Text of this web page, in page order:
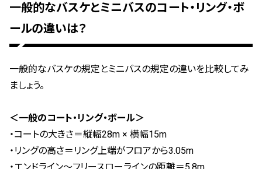
一般的なバスケとミニバスのコート・リング・ボ
ールの違いは？
一般的なバスケの規定とミニバスの規定の違いを比較してみ
ましょう。
＜一般のコート・リング・ボール＞
・​​コートの大きさ＝縦幅28m × 横幅15m
・リングの高さ＝リング上端がフロアから3.05m